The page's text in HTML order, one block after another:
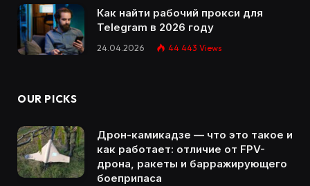
Как найти рабочий прокси для
Telegram в 2026 году
24.04.2026 44 443 Views
OUR PICKS
Дрон-камикадзе — что это такое и
как работает: отличие от FPV-
дрона, ракеты и барражирующего
боеприпаса